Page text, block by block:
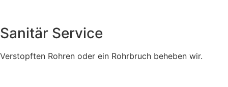
Sanitär Service
Verstopften Rohren oder ein Rohrbruch beheben wir.